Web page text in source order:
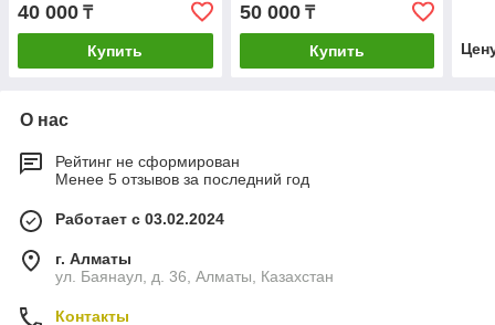
40 000 ₸
Купить
50 000₸
Купить
О нас
Рейтинг не сформирован
Менее 5 отзывов за последний год
Работает с 03.02.2024
г. Алматы
ул. Баянаул, д. 36, Алматы, Казахстан
Контакты